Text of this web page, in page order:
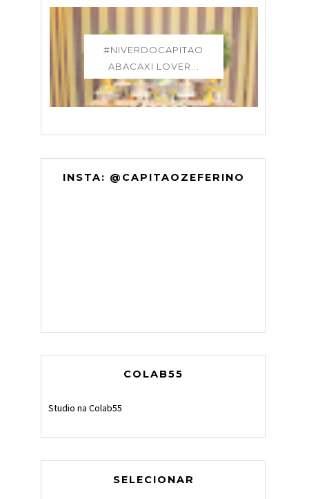
#NIVERDOCAPITAO
ABACAXI LOVER...
INSTA: @CAPITAOZEFERINO
COLAB55
Studio na Colab55
SELECIONAR